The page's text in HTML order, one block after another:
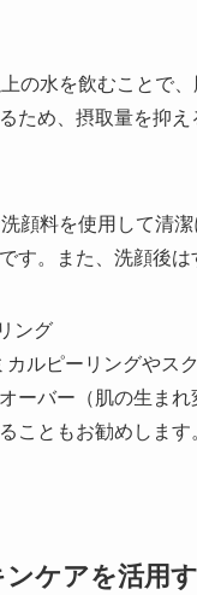
の水を飲むことで
ため、摂取量を抑え
顔料を使用して清
す。また、洗顔後
ング
カルピーリングやス
ーバー（肌の生ま
こともお勧めします
ケアを活用